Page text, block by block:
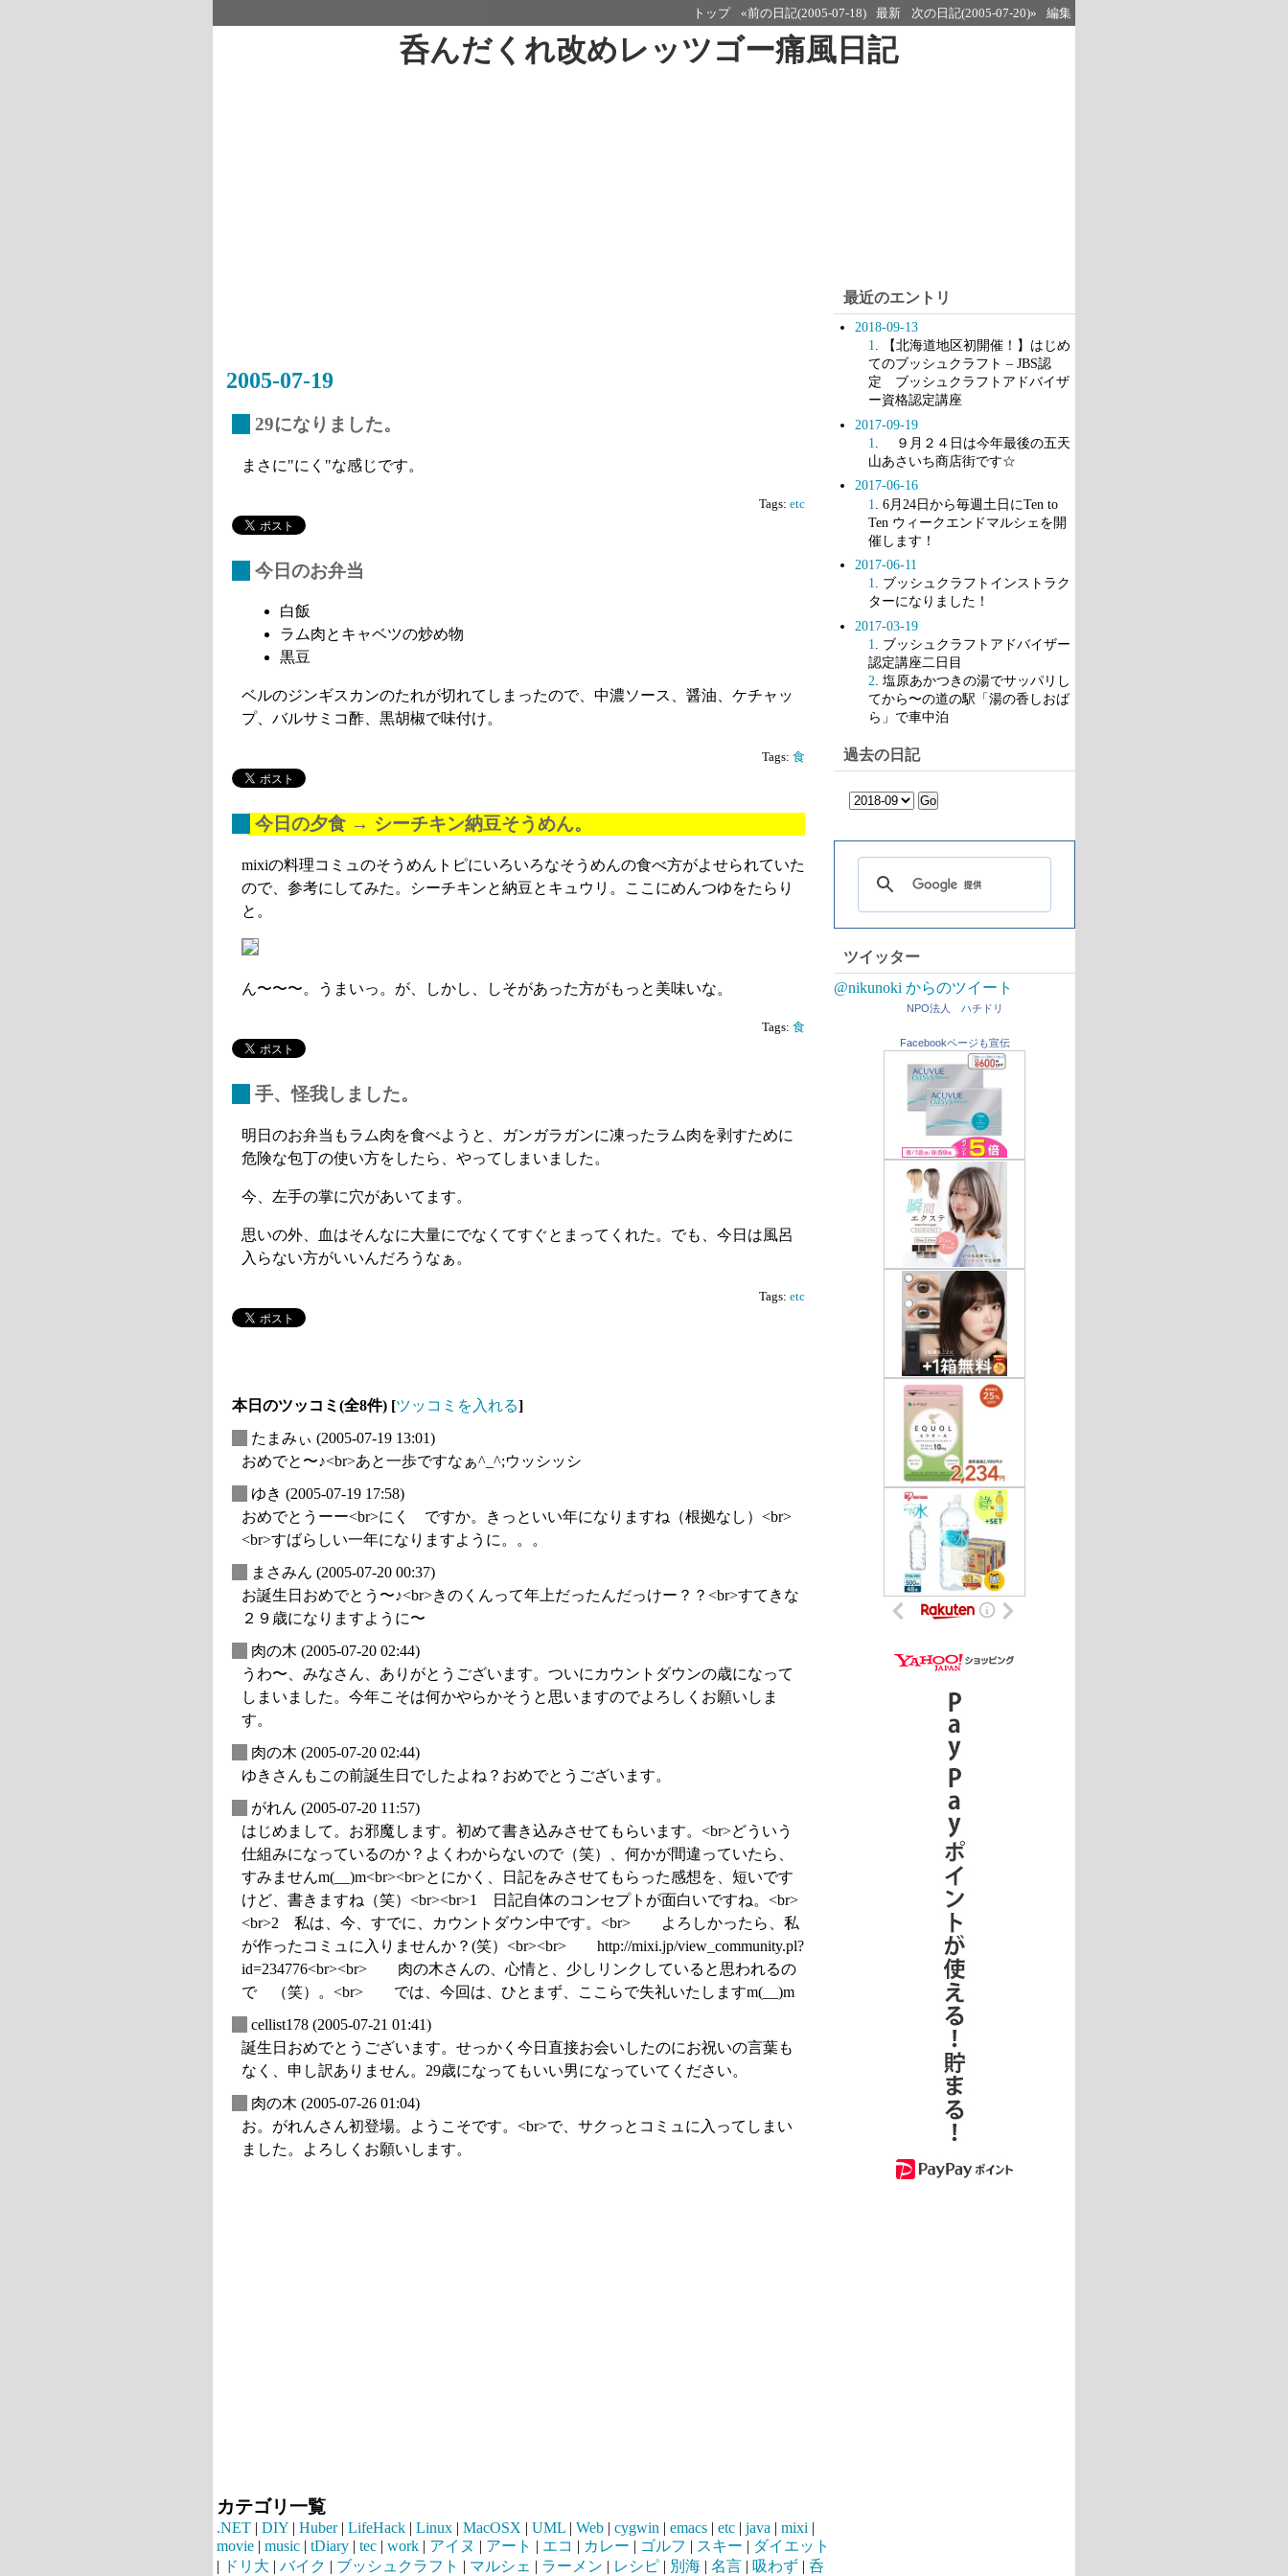
トップ «前の日記(2005-07-18) 最新 次の日記(2005-07-20)» 編集
呑んだくれ改めレッツゴー痛風日記
2005-07-19
29になりました。
まさに"にく"な感じです。
Tags: etc
今日のお弁当
白飯
ラム肉とキャベツの炒め物
黒豆
ベルのジンギスカンのたれが切れてしまったので、中濃ソース、醤油、ケチャッ
プ、バルサミコ酢、黒胡椒で味付け。
Tags: 食
今日の夕食 → シーチキン納豆そうめん。
mixiの料理コミュのそうめんトピにいろいろなそうめんの食べ方がよせられていた
ので、参考にしてみた。シーチキンと納豆とキュウリ。ここにめんつゆをたらり
と。
ん〜〜〜。うまいっ。が、しかし、しそがあった方がもっと美味いな。
Tags: 食
手、怪我しました。
明日のお弁当もラム肉を食べようと、ガンガラガンに凍ったラム肉を剥すために
危険な包丁の使い方をしたら、やってしまいました。
今、左手の掌に穴があいてます。
思いの外、血はそんなに大量にでなくてすぐとまってくれた。でも、今日は風呂
入らない方がいいんだろうなぁ。
Tags: etc
本日のツッコミ(全8件) [ツッコミを入れる]
たまみぃ (2005-07-19 13:01)
おめでと〜♪<br>あと一歩ですなぁ^_^;ウッシッシ
ゆき (2005-07-19 17:58)
おめでとうーー<br>にく ですか。きっといい年になりますね（根拠なし）<br>
<br>すばらしい一年になりますように。。。
まさみん (2005-07-20 00:37)
お誕生日おめでとう〜♪<br>きのくんって年上だったんだっけー？？<br>すてきな
２９歳になりますように〜
肉の木 (2005-07-20 02:44)
うわ〜、みなさん、ありがとうございます。ついにカウントダウンの歳になって
しまいました。今年こそは何かやらかそうと思いますのでよろしくお願いしま
す。
肉の木 (2005-07-20 02:44)
ゆきさんもこの前誕生日でしたよね？おめでとうございます。
がれん (2005-07-20 11:57)
はじめまして。お邪魔します。初めて書き込みさせてもらいます。<br>どういう
仕組みになっているのか？よくわからないので（笑）、何かが間違っていたら、
すみませんm(__)m<br><br>とにかく、日記をみさせてもらった感想を、短いです
けど、書きますね（笑）<br><br>1 日記自体のコンセプトが面白いですね。<br>
<br>2 私は、今、すでに、カウントダウン中です。<br> よろしかったら、私
が作ったコミュに入りませんか？(笑）<br><br> http://mixi.jp/view_community.pl?
id=234776<br><br> 肉の木さんの、心情と、少しリンクしていると思われるの
で （笑）。<br> では、今回は、ひとまず、ここらで失礼いたしますm(__)m
cellist178 (2005-07-21 01:41)
誕生日おめでとうございます。せっかく今日直接お会いしたのにお祝いの言葉も
なく、申し訳ありません。29歳になってもいい男になっていてください。
肉の木 (2005-07-26 01:04)
お。がれんさん初登場。ようこそです。<br>で、サクっとコミュに入ってしまい
ました。よろしくお願いします。
カテゴリ一覧
.NET | DIY | Huber| LifeHack | Linux | MacOSX | UML | Web | cygwin | emacs | etc | java | mixi |
movie | music | tDiary | tec | work | アイヌ | アート | エコ | カレー | ゴルフ | スキー | ダイエット
| ドリ大 | バイク | ブッシュクラフト | マルシェ | ラーメン | レシピ | 別海 | 名言 | 吸わず | 呑
最近のエントリ
2018-09-13
1. 【北海道地区初開催！】はじめ
てのブッシュクラフト – JBS認
定 ブッシュクラフトアドバイザ
ー資格認定講座
2017-09-19
1
. ９月２４日は今年最後の五天
山あさいち商店街です☆
2017-06-16
1
. 6月24日から毎週土日にTen to
Ten ウィークエンドマルシェを開
催します！
2017-06-11
1. ブッシュクラフトインストラク
ターになりました！
2017-03-19
1
. ブッシュクラフトアドバイザー
認定講座二日目
2 . 塩原あかつきの湯でサッパリし
てから〜の道の駅「湯の香しおば
ら」で車中泊
過去の日記
ツイッター
@nikunoki からのツイート
NPO法人 ハチドリ
Facebookページも宣伝